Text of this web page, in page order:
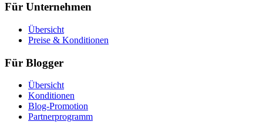
Für Unternehmen
Übersicht
Preise & Konditionen
Für Blogger
Übersicht
Konditionen
Blog-Promotion
Partnerprogramm